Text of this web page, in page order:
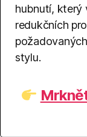
hubnutí, který
redukčních
stylu.